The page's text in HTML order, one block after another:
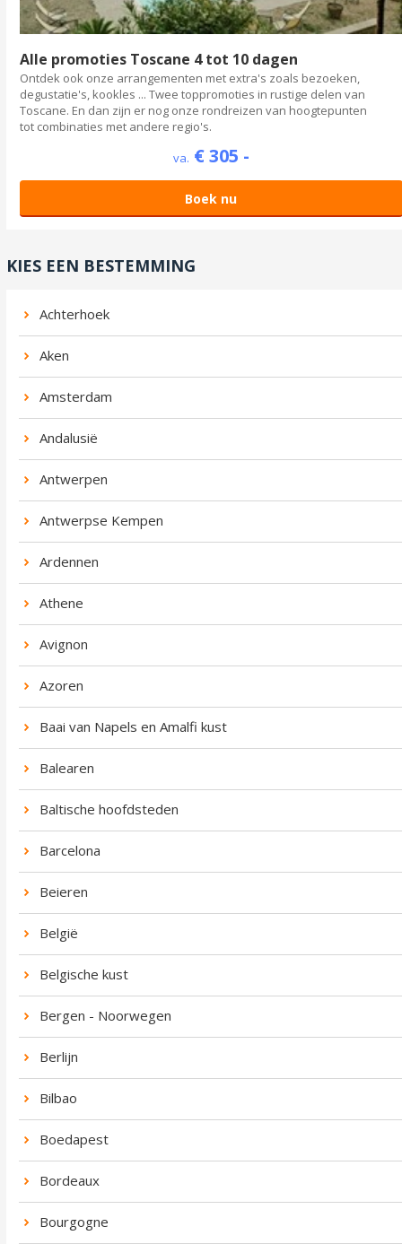
Alle promoties Toscane 4 tot 10 dagen
Ontdek ook onze arrangementen met extra's zoals bezoeken,
degustatie's, kookles ... Twee toppromoties in rustige delen van
Toscane. En dan zijn er nog onze rondreizen van hoogtepunten
tot combinaties met andere regio's.
va. € 305 -
Boek nu
KIES EEN BESTEMMING
Achterhoek
Aken
Amsterdam
Andalusië
Antwerpen
Antwerpse Kempen
Ardennen
Athene
Avignon
Azoren
Baai van Napels en Amalfi kust
Balearen
Baltische hoofdsteden
Barcelona
Beieren
België
Belgische kust
Bergen - Noorwegen
Berlijn
Bilbao
Boedapest
Bordeaux
Bourgogne